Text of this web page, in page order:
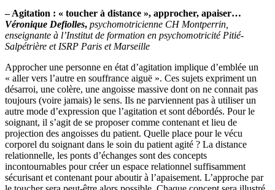
– Agitation : « toucher à distance », approcher, apaiser…
Véronique Defiolles, psychomotricienne CH Montperrin,
enseignante à l’Institut de formation en psychomotricité Pitié-
Salpétrière et ISRP Paris et Marseille
Approcher une personne en état d’agitation implique d’emblée un
« aller vers l’autre en souffrance aiguë ». Ces sujets expriment un
désarroi, une colère, une angoisse massive dont on ne connait pas
toujours (voire jamais) le sens. Ils ne parviennent pas à utiliser un
autre mode d’expression que l’agitation et sont débordés. Pour le
soignant, il s’agit de se proposer comme contenant et lieu de
projection des angoisses du patient. Quelle place pour le vécu
corporel du soignant dans le soin du patient agité ? La distance
relationnelle, les ponts d’échanges sont des concepts
incontournables pour créer un espace relationnel suffisamment
sécurisant et contenant pour aboutir à l’apaisement. L’approche par